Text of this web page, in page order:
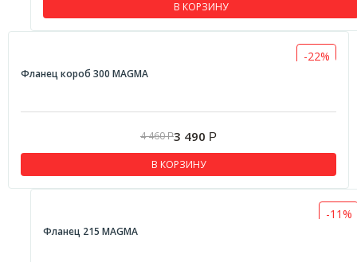
В КОРЗИНУ
-22%
Фланец короб 300 MAGMA
4 460Р3 490 Р
В КОРЗИНУ
-11%
Фланец 215 MAGMA